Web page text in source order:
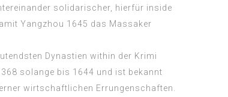
solidarischer, hierfür inside
Yangzhou 1645 das Massaker
Dynastien within der Krimi
solange bis 1644 und ist bekannt
wirtschaftlichen Errungenschaften.